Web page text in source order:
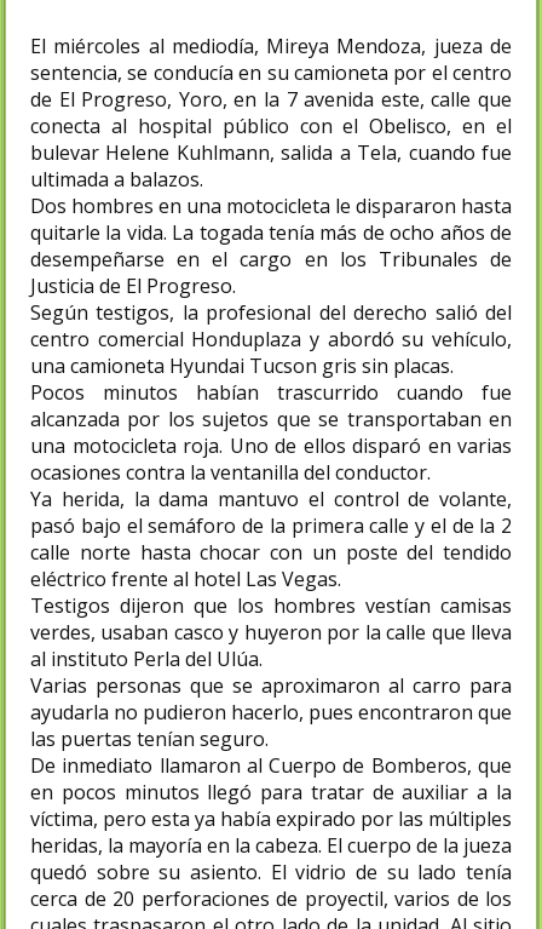
El miércoles al mediodía, Mireya Mendoza, jueza de
sentencia, se conducía en su camioneta por el centro
de El Progreso, Yoro, en la 7 avenida este, calle que
conecta al hospital público con el Obelisco, en el
bulevar Helene Kuhlmann, salida a Tela, cuando fue
ultimada a balazos.
Dos hombres en una motocicleta le dispararon hasta
quitarle la vida. La togada tenía más de ocho años de
desempeñarse en el cargo en los Tribunales de
Justicia de El Progreso.
Según testigos, la profesional del derecho salió del
centro comercial Honduplaza y abordó su vehículo,
una camioneta Hyundai Tucson gris sin placas.
Pocos minutos habían trascurrido cuando fue
alcanzada por los sujetos que se transportaban en
una motocicleta roja. Uno de ellos disparó en varias
ocasiones contra la ventanilla del conductor.
Ya herida, la dama mantuvo el control de volante,
pasó bajo el semáforo de la primera calle y el de la 2
calle norte hasta chocar con un poste del tendido
eléctrico frente al hotel Las Vegas.
Testigos dijeron que los hombres vestían camisas
verdes, usaban casco y huyeron por la calle que lleva
al instituto Perla del Ulúa.
Varias personas que se aproximaron al carro para
ayudarla no pudieron hacerlo, pues encontraron que
las puertas tenían seguro.
De inmediato llamaron al Cuerpo de Bomberos, que
en pocos minutos llegó para tratar de auxiliar a la
víctima, pero esta ya había expirado por las múltiples
heridas, la mayoría en la cabeza. El cuerpo de la jueza
quedó sobre su asiento. El vidrio de su lado tenía
cerca de 20 perforaciones de proyectil, varios de los